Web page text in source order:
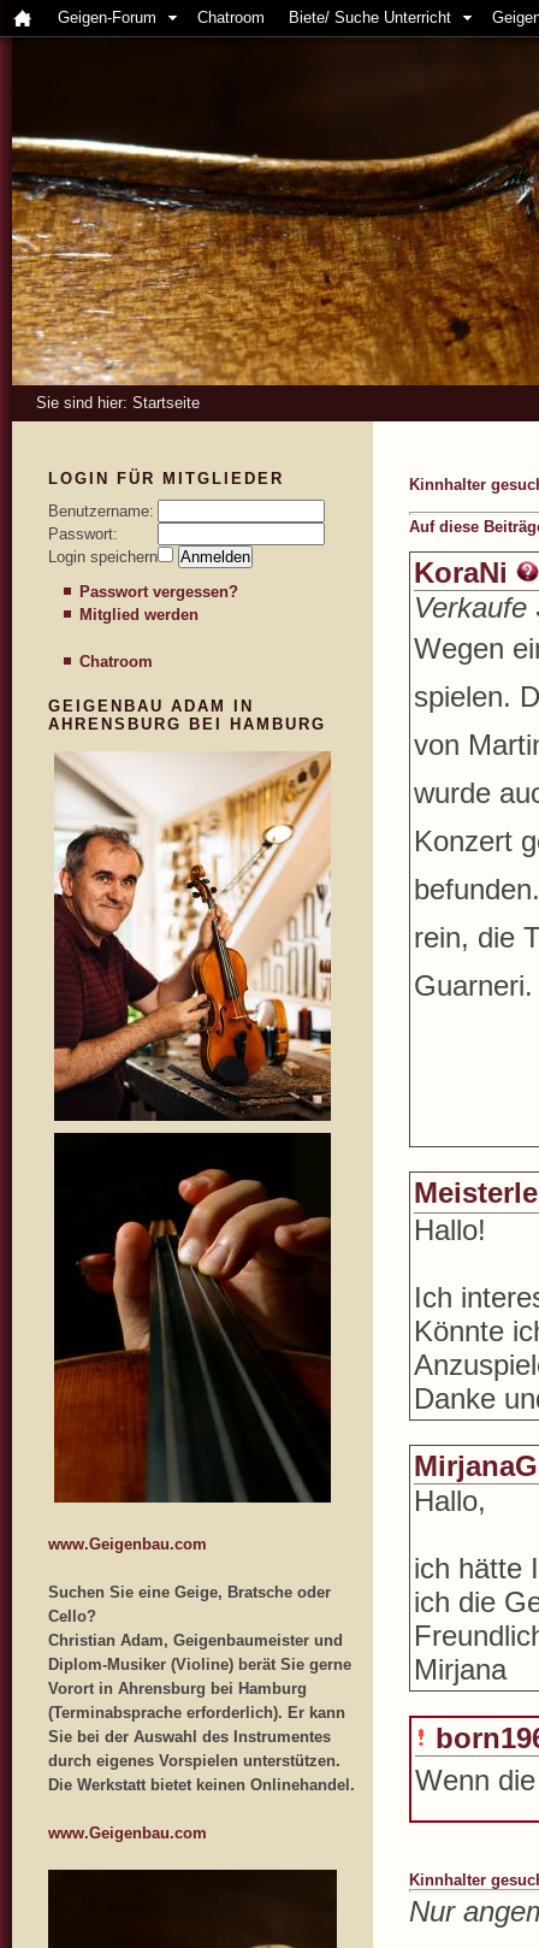
Geigen-Forum Chatroom Biete/ Suche Unterricht
Sie sind hier: Startseite
Kinnhalter
Auf diese
KoraNi
Verkaufe
Wegen
spielen.
von
wurde
Konzert
rein, die
Hallo!
Ich
Könnte
Danke
Hallo,
ich hätte
ich die
Mirjana
Wenn
Kinnhalter
Nur
LOGIN FÜR MITGLIEDER
Benutzername:
Passwort:
Login speichern
Passwort vergessen?
Mitglied werden
Chatroom
GEIGENBAU ADAM IN
AHRENSBURG BEI HAMBURG
www.Geigenbau.com
Suchen Sie eine Geige, Bratsche oder
Cello?
Christian Adam, Geigenbaumeister und
Diplom-Musiker (Violine) berät Sie gerne
Vorort in Ahrensburg bei Hamburg
(Terminabsprache erforderlich). Er kann
Sie bei der Auswahl des Instrumentes
durch eigenes Vorspielen unterstützen.
Die Werkstatt bietet keinen Onlinehandel.
www.Geigenbau.com